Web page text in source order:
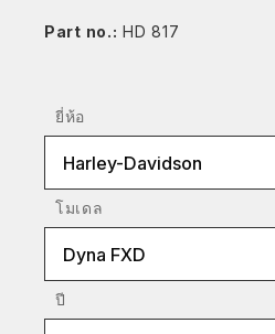
Part no.: HD 817
ยี่ห้อ
Harley-Davidson
โมเดล
Dyna FXD
ปี